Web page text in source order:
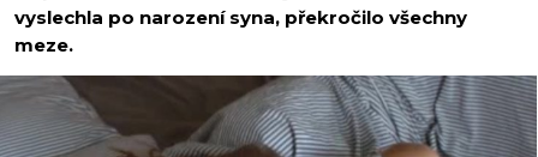
vyslechla po narození syna, překročilo všechny
meze.